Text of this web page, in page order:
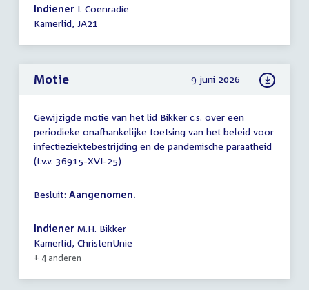
Indiener I. Coenradie
Kamerlid, JA21
Motie 9 juni 2026
Gewijzigde motie van het lid Bikker c.s. over een
periodieke onafhankelijke toetsing van het beleid voor
infectieziektebestrijding en de pandemische paraatheid
(t.v.v. 36915-XVI-25)
Besluit: Aangenomen.
Indiener M.H. Bikker
Kamerlid, ChristenUnie
+ 4 anderen